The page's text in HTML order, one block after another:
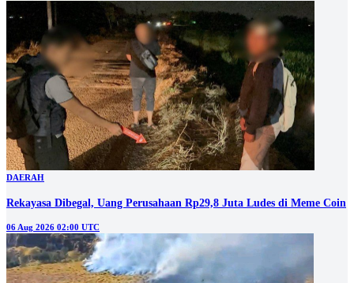
DAERAH
Rekayasa Dibegal, Uang Perusahaan Rp29,8 Juta Ludes di Meme Coin
06 Aug 2026 02:00 UTC